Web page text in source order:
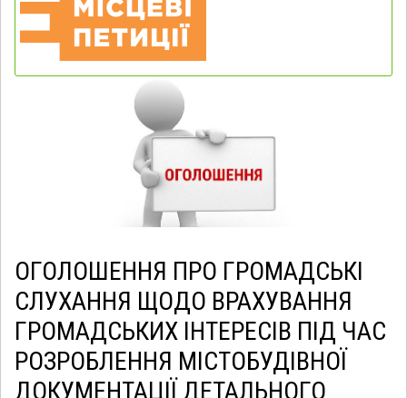
ОГОЛОШЕННЯ ПРО ГРОМАДСЬКІ
СЛУХАННЯ ЩОДО ВРАХУВАННЯ
ГРОМАДСЬКИХ ІНТЕРЕСІВ ПІД ЧАС
РОЗРОБЛЕННЯ МІСТОБУДІВНОЇ
ДОКУМЕНТАЦІЇ ДЕТАЛЬНОГО